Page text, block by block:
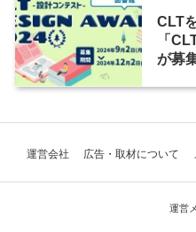
CLT
「
が募
運営会社 広告・取材について
運営